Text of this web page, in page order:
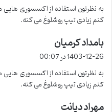
:
به نظرتون استفاده از اکسسوری
کنم زیادی تیپ رو شلوغ می کنه.
بامداد کرمیانف
:
1403-12-26 در 00:07
به نظرتون استفاده از اکسسوری
کنم زیادی تیپ رو شلوغ می کنه.
مهراد دیانت